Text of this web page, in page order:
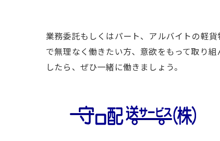
業務委託もしくはパート、アルバイトの軽
で無理なく働きたい方、意欲をもって取り
したら、ぜひ一緒に働きましょう。